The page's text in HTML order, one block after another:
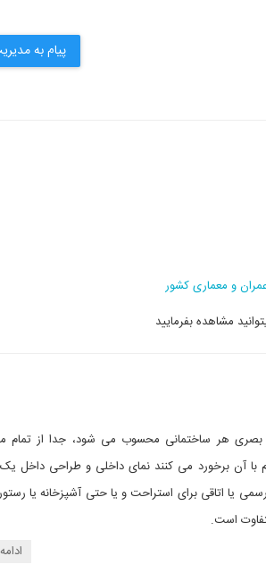
پیام به
و معماری كشور
مشاهده بفرمایید
بصری هر ساختمانی محسوب می شود، جدا از تمام
با آن برخورد می کنند نمای داخلی و طراحی داخل
یا اتاقی برای استراحت و یا حتی آشپزخانه یا
است.